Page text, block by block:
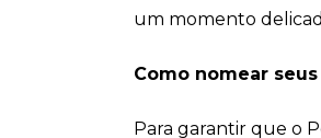
um momento
Como nomear
Para garantir que o